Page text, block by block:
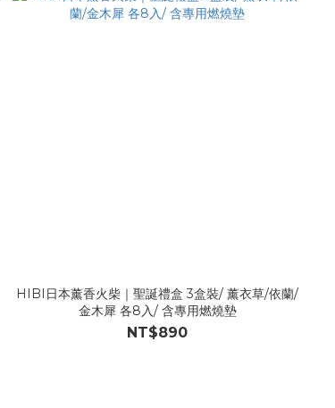
HIBI日本薰香火柴｜聖誕禮盒 3盒裝/ 薰衣草/依蘭/
金木犀 各8入/ 含專用燃燒墊
NT$890